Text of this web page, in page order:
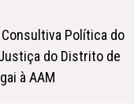
Política do
do Distrito de
à AAM